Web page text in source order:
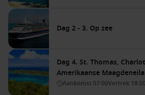
Dag 2 - 3. Op zee
Dag 4. St. Thomas,
Amerikaanse
Aankomst 07:00Vertrek 18:00